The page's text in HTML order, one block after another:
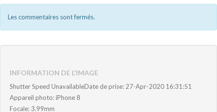
Les commentaires sont fermés.
INFORMATION DE L'IMAGE
Shutter Speed UnavailableDate de prise: 27-Apr-2020 16:31:51
Appareil photo: iPhone 8
Focale: 3.99mm